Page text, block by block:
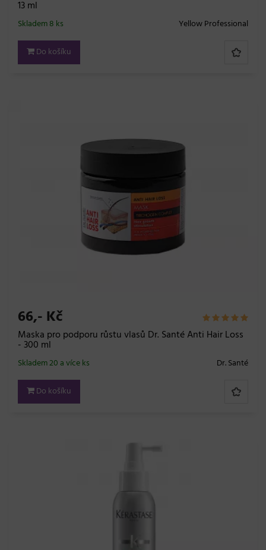
13 ml
Yellow Professional
Skladem 8 ks
Do košíku
66,- Kč
Maska pro podporu růstu vlasů Dr. Santé Anti Hair Loss
- 300 ml
Dr. Santé
Skladem 20 a více ks
Do košíku